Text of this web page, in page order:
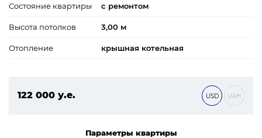
Состояние квартиры с ремонтом
Высота потолков 3,00 м
Отопление крышная котельная
122 000 у.е.
USD UAH
Параметры квартиры